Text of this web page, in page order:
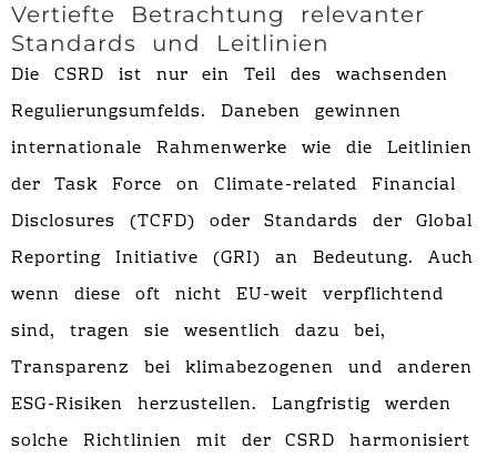
Vertiefte Betrachtung relevanter
Standards und Leitlinien
Die CSRD ist nur ein Teil des wachsenden
Regulierungsumfelds. Daneben gewinnen
internationale Rahmenwerke wie die Leitlinien
der Task Force on Climate-related Financial
Disclosures (TCFD) oder Standards der Global
Reporting Initiative (GRI) an Bedeutung. Auch
wenn diese oft nicht EU-weit verpflichtend
sind, tragen sie wesentlich dazu bei,
Transparenz bei klimabezogenen und anderen
ESG-Risiken herzustellen. Langfristig werden
solche Richtlinien mit der CSRD harmonisiert